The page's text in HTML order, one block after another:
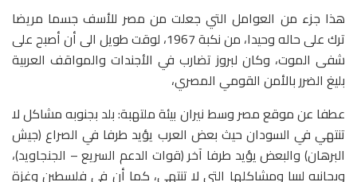
هذا جزء من العوامل التي جعلت من مصر للأسف جسما مريضا
ترك على حاله وحيدا، من نكبة 1967، لوقت طويل الى أن أصبح على
شفى الموت، وكان لبروز تضارب في الأجندات والمواقف العربية
بليغ الضرر بالأمن القومي المصري،
عطفا عن موقع مصر وسط نيران بيئة ملتهبة: بلد بجنوبه مشاكل لا
تنتهي في السودان حيث بعض العرب يؤيد طرفا في الصراع (جيش
البرهان) والبعض يؤيد طرفا آخر (قوات الدعم السريع – الجنجاويد)،
وبجانبه ليبيا ومشاكلها التي لا تنتهي، كما أن في فلسطين وغزة